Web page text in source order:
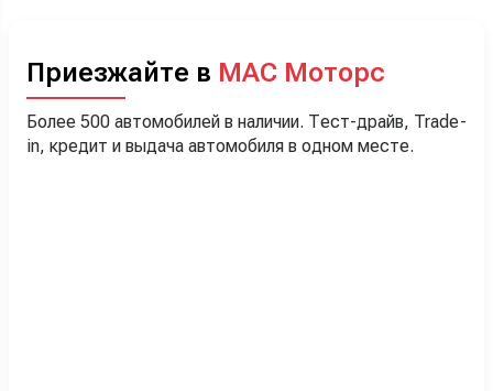
Приезжайте в МАС Моторс
Более 500 автомобилей в наличии. Тест-драйв, Trade-
in, кредит и выдача автомобиля в одном месте.